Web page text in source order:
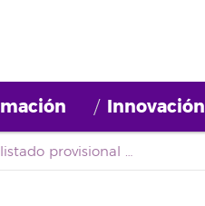
Innovación
Segundo listado provisional de admitidos/excluídos. Bolsa de empleo para participar en proyectos de investigación sobre flora nativa y pérdida de biodiversidad de la Fundación General Universidad de La Laguna (2020BDE035)